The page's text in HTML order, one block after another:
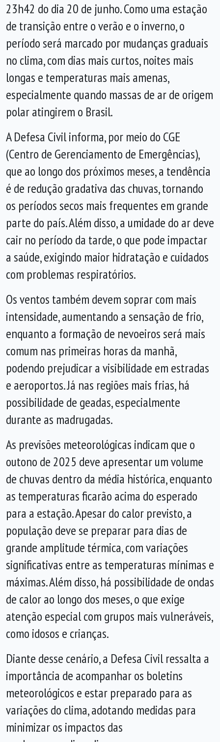
23h42 do dia 20 de junho. Como uma estação
de transição entre o verão e o inverno, o
período será marcado por mudanças graduais
no clima, com dias mais curtos, noites mais
longas e temperaturas mais amenas,
especialmente quando massas de ar de origem
polar atingirem o Brasil.
A Defesa Civil informa, por meio do CGE
(Centro de Gerenciamento de Emergências),
que ao longo dos próximos meses, a tendência
é de redução gradativa das chuvas, tornando
os períodos secos mais frequentes em grande
parte do país. Além disso, a umidade do ar deve
cair no período da tarde, o que pode impactar
a saúde, exigindo maior hidratação e cuidados
com problemas respiratórios.
Os ventos também devem soprar com mais
intensidade, aumentando a sensação de frio,
enquanto a formação de nevoeiros será mais
comum nas primeiras horas da manhã,
podendo prejudicar a visibilidade em estradas
e aeroportos. Já nas regiões mais frias, há
possibilidade de geadas, especialmente
durante as madrugadas.
As previsões meteorológicas indicam que o
outono de 2025 deve apresentar um volume
de chuvas dentro da média histórica, enquanto
as temperaturas ficarão acima do esperado
para a estação. Apesar do calor previsto, a
população deve se preparar para dias de
grande amplitude térmica, com variações
significativas entre as temperaturas mínimas e
máximas. Além disso, há possibilidade de ondas
de calor ao longo dos meses, o que exige
atenção especial com grupos mais vulneráveis,
como idosos e crianças.
Diante desse cenário, a Defesa Civil ressalta a
importância de acompanhar os boletins
meteorológicos e estar preparado para as
variações do clima, adotando medidas para
minimizar os impactos das